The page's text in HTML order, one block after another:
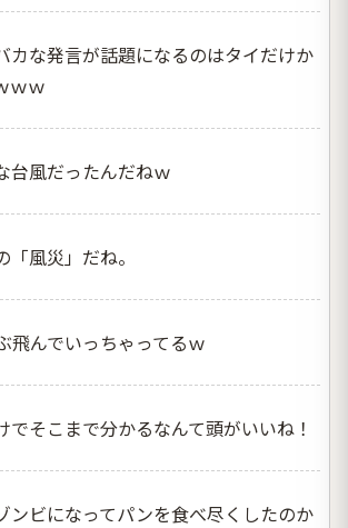
カな発言が話題になるのはタイだけか
ｗｗ
台風だったんだねｗ
風災」だね。
飛んでいっちゃってるｗ
でそこまで分かるなんて頭がいいね！
ンビになってパンを食べ尽くしたのか